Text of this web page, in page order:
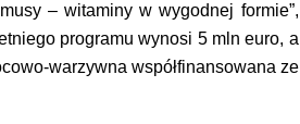
– witaminy w wygodnej formie”,
programu wynosi 5 mln euro, a
warzywna współfinansowana ze